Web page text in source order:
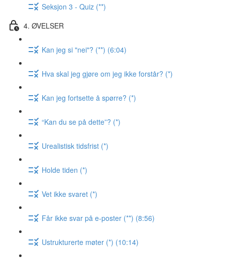
Seksjon 3 - Quiz (**)
4. ØVELSER
Kan jeg si "nei"? (**) (6:04)
Hva skal jeg gjøre om jeg ikke forstår? (*)
Kan jeg fortsette å spørre? (*)
“Kan du se på dette”? (*)
Urealistisk tidsfrist (*)
Holde tiden (*)
Vet ikke svaret (*)
Får ikke svar på e-poster (**) (8:56)
Ustrukturerte møter (*) (10:14)